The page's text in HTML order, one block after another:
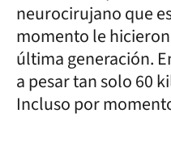
neurocirujano que
momento le
última generación.
a pesar tan solo 60
Incluso por